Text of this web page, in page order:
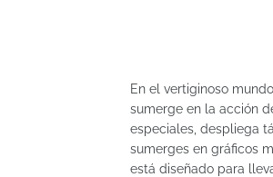
En el vertiginoso
sumerge en la acción
especiales, despliega
sumerges en gráficos
está diseñado para